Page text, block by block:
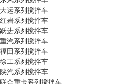
大运系列搅拌车
红岩系列搅拌车
跃进系列搅拌车
重汽系列搅拌车
福田系列搅拌车
徐工系列搅拌车
陕汽系列搅拌车
联合重卡系列搅拌车